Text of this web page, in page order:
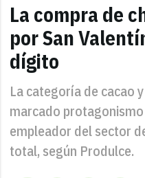
La compra de
por San
dígito
La categoría de cacao
marcado
empleador del sector
total, según Produlce.